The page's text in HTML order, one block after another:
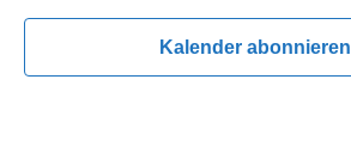
Kalender abonnieren